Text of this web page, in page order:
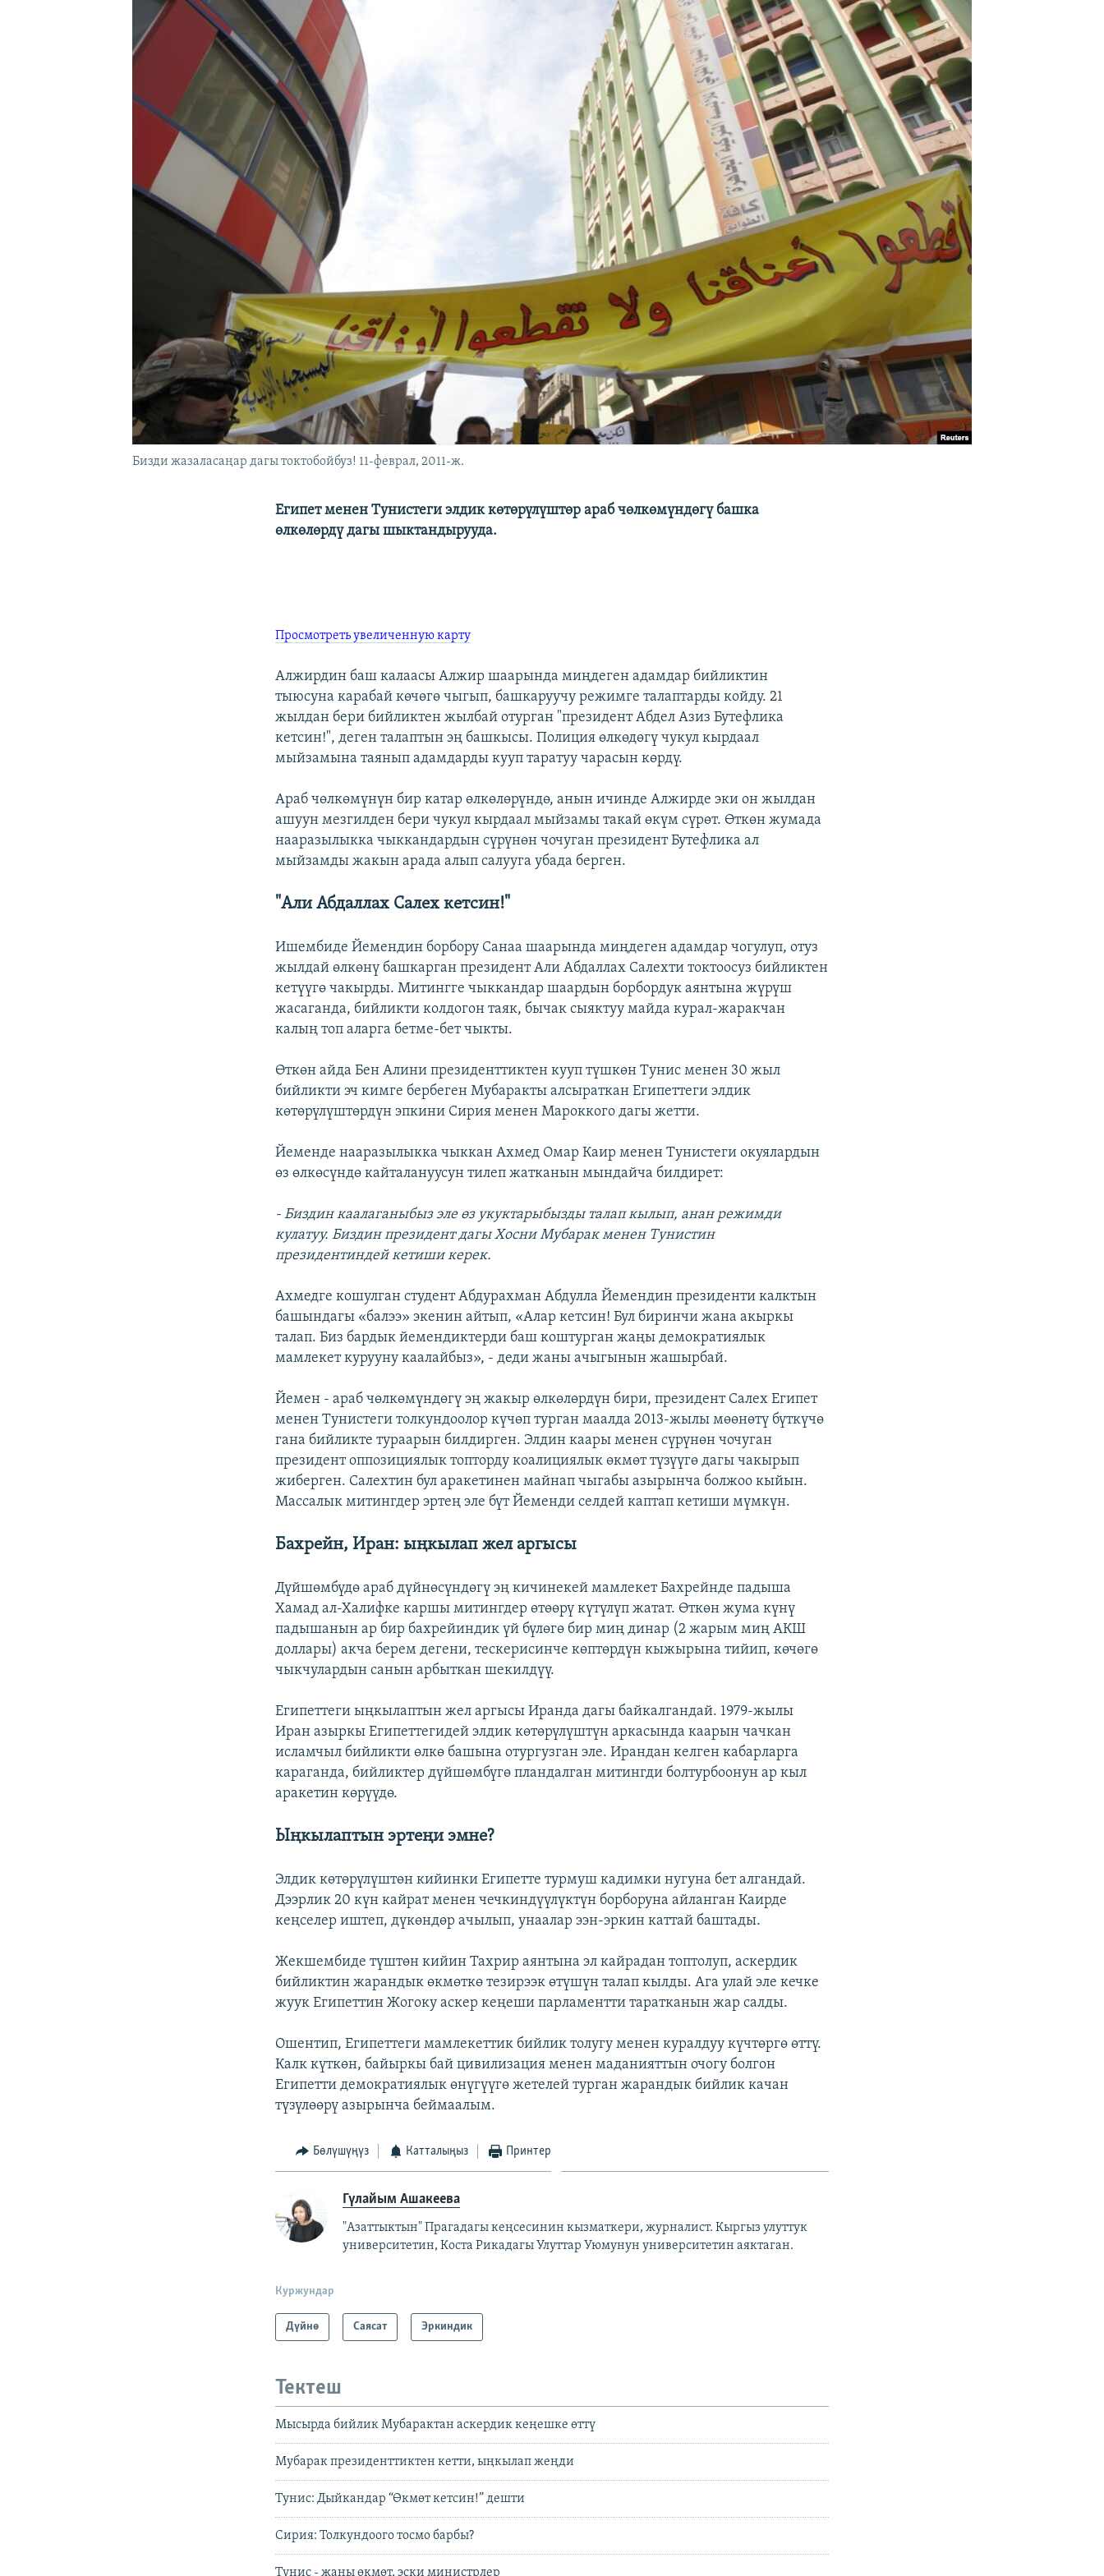
Бизди жазаласаңар дагы токтобойбуз! 11-феврал, 2011-ж.
Египет менен Тунистеги элдик көтөрүлүштөр араб чөлкөмүндөгү башка
өлкөлөрдү дагы шыктандырууда.
Просмотреть увеличенную карту
Алжирдин баш калаасы Алжир шаарында миңдеген адамдар бийликтин
тыюсуна карабай көчөгө чыгып, башкаруучу режимге талаптарды койду. 21
жылдан бери бийликтен жылбай отурган "президент Абдел Азиз Бутефлика
кетсин!", деген талаптын эң башкысы. Полиция өлкөдөгү чукул кырдаал
мыйзамына таянып адамдарды кууп таратуу чарасын көрдү.
Араб чөлкөмүнүн бир катар өлкөлөрүндө, анын ичинде Алжирде эки он жылдан
ашуун мезгилден бери чукул кырдаал мыйзамы такай өкүм сүрөт. Өткөн жумада
нааразылыкка чыккандардын сүрүнөн чочуган президент Бутефлика ал
мыйзамды жакын арада алып салууга убада берген.
"Али Абдаллах Салех кетсин!"
Ишембиде Йемендин борбору Санаа шаарында миңдеген адамдар чогулуп, отуз
жылдай өлкөнү башкарган президент Али Абдаллах Салехти токтоосуз бийликтен
кетүүгө чакырды. Митингге чыккандар шаардын борбордук аянтына жүрүш
жасаганда, бийликти колдогон таяк, бычак сыяктуу майда курал-жаракчан
калың топ аларга бетме-бет чыкты.
Өткөн айда Бен Алини президенттиктен кууп түшкөн Тунис менен 30 жыл
бийликти эч кимге бербеген Мубаракты алсыраткан Египеттеги элдик
көтөрүлүштөрдүн эпкини Сирия менен Мароккого дагы жетти.
Йеменде нааразылыкка чыккан Ахмед Омар Каир менен Тунистеги окуялардын
өз өлкөсүндө кайталануусун тилеп жатканын мындайча билдирет:
- Биздин каалаганыбыз эле өз укуктарыбызды талап кылып, анан режимди
кулатуу. Биздин президент дагы Хосни Мубарак менен Тунистин
президентиндей кетиши керек.
Ахмедге кошулган студент Абдурахман Абдулла Йемендин президенти калктын
башындагы «балээ» экенин айтып, «Алар кетсин! Бул биринчи жана акыркы
талап. Биз бардык йемендиктерди баш коштурган жаңы демократиялык
мамлекет курууну каалайбыз», - деди жаны ачыгынын жашырбай.
Йемен - араб чөлкөмүндөгү эң жакыр өлкөлөрдүн бири, президент Салех Египет
менен Тунистеги толкундоолор күчөп турган маалда 2013-жылы мөөнөтү бүткүчө
гана бийликте тураарын билдирген. Элдин каары менен сүрүнөн чочуган
президент оппозициялык топторду коалициялык өкмөт түзүүгө дагы чакырып
жиберген. Салехтин бул аракетинен майнап чыгабы азырынча болжоо кыйын.
Массалык митингдер эртең эле бүт Йеменди селдей каптап кетиши мүмкүн.
Бахрейн, Иран: ыңкылап жел аргысы
Дүйшөмбүдө араб дүйнөсүндөгү эң кичинекей мамлекет Бахрейнде падыша
Хамад ал-Халифке каршы митингдер өтөөрү күтүлүп жатат. Өткөн жума күнү
падышанын ар бир бахрейиндик үй бүлөгө бир миң динар (2 жарым миң АКШ
доллары) акча берем дегени, тескерисинче көптөрдүн кыжырына тийип, көчөгө
чыкчулардын санын арбыткан шекилдүү.
Египеттеги ыңкылаптын жел аргысы Иранда дагы байкалгандай. 1979-жылы
Иран азыркы Египеттегидей элдик көтөрүлүштүн аркасында каарын чачкан
исламчыл бийликти өлкө башына отургузган эле. Ирандан келген кабарларга
караганда, бийликтер дүйшөмбүгө пландалган митингди болтурбоонун ар кыл
аракетин көрүүдө.
Ыңкылаптын эртеңи эмне?
Элдик көтөрүлүштөн кийинки Египетте турмуш кадимки нугуна бет алгандай.
Дээрлик 20 күн кайрат менен чечкиндүүлүктүн борборуна айланган Каирде
кеңселер иштеп, дүкөндөр ачылып, унаалар ээн-эркин каттай баштады.
Жекшембиде түштөн кийин Тахрир аянтына эл кайрадан топтолуп, аскердик
бийликтин жарандык өкмөткө тезирээк өтүшүн талап кылды. Ага улай эле кечке
жуук Египеттин Жогоку аскер кеңеши парламентти таратканын жар салды.
Ошентип, Египеттеги мамлекеттик бийлик толугу менен куралдуу күчтөргө өттү.
Калк күткөн, байыркы бай цивилизация менен маданияттын очогу болгон
Египетти демократиялык өнүгүүгө жетелей турган жарандык бийлик качан
түзүлөөрү азырынча беймаалым.
Бөлүшүңүз Катталыңыз Принтер
Гүлайым Ашакеева
"Азаттыктын" Прагадагы кеңсесинин кызматкери, журналист. Кыргыз улуттук
университетин, Коста Рикадагы Улуттар Уюмунун университетин аяктаган.
Куржундар
Дүйнө Саясат Эркиндик
Тектеш
Мысырда бийлик Мубарактан аскердик кеңешке өттү
Мубарак президенттиктен кетти, ыңкылап жеңди
Тунис: Дыйкандар “Өкмөт кетсин!” дешти
Сирия: Толкундоого тосмо барбы?
Тунис - жаңы өкмөт, эски министрлер